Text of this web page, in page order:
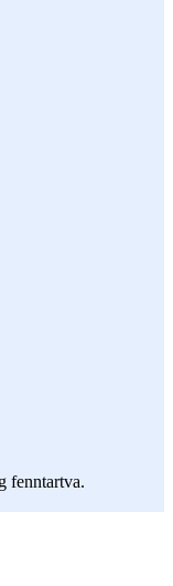
fenntartva.